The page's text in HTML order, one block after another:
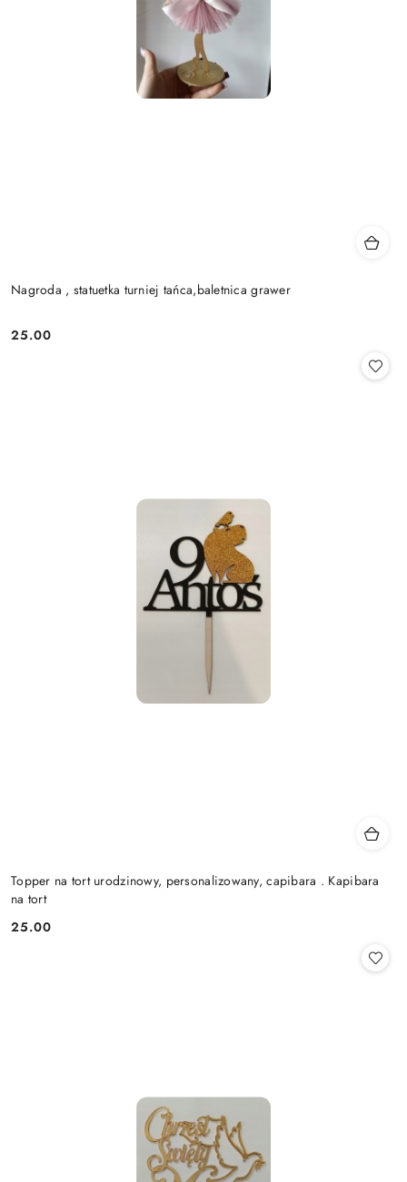
Nagroda , statuetka turniej tańca,baletnica grawer
Cena:
25.00
Topper na tort urodzinowy, personalizowany, capibara . Kapibara
na tort
Cena:
25.00